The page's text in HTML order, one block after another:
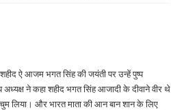
शहीद ऐ आजम भगत सिंह की जयंती पर उन्हें पुष्प
अध्यक्ष ने कहा शहीद भगत सिंह आजादी के दीवाने वीर थे
लिया। और भारत माता की आन बान शान के लिए